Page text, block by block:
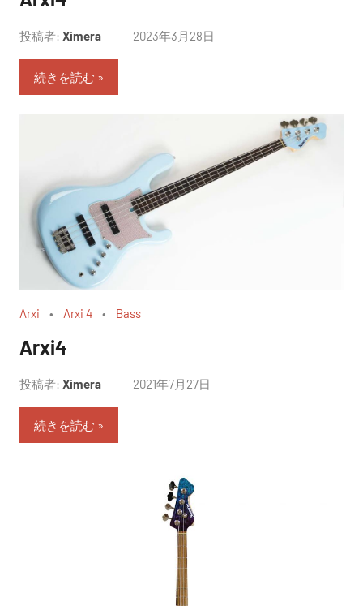
投稿者: Ximera 2023年3月28日
続きを読む
Arxi Arxi 4 Bass
Arxi4
投稿者: Ximera 2021年7月27日
続きを読む